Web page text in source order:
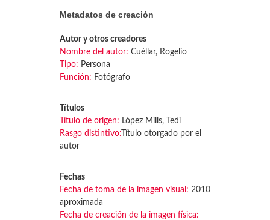
Metadatos de creación
Autor y otros creadores
Nombre del autor: Cuéllar, Rogelio
Tipo: Persona
Función: Fotógrafo
Títulos
Título de origen: López Mills, Tedi
Rasgo distintivo: Título otorgado por el
autor
Fechas
Fecha de toma de la imagen visual: 2010
aproximada
Fecha de creación de la imagen física: